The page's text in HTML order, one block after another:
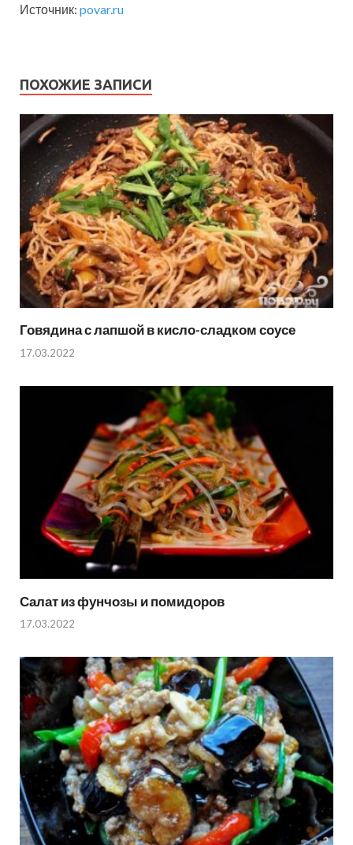
Источник: povar.ru
ПОХОЖИЕ ЗАПИСИ
Говядина с лапшой в кисло-сладком соусе
17.03.2022
Салат из фунчозы и помидоров
17.03.2022